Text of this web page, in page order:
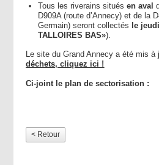
Tous les riverains situésen aval
D909A (route d’Annecy) et de la
Germain) seront collectés le jeudi
TALLOIRES BAS»).
Le site du Grand Annecy a été mis
déchets, cliquez ici !
Ci-joint le plan de sectorisation :
< Retour